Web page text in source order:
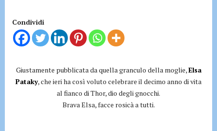
t
o
Condividi
Giustamente pubblicata da quella granculo della moglie,Elsa
Pataky, che ieri ha così voluto celebrare il decimo anno di vita
al fianco di Thor, dio degli gnocchi.
Brava Elsa, facce rosicà a tutti.